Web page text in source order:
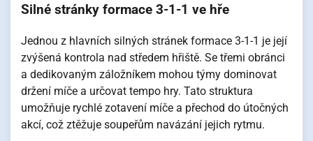
Silné stránky formace 3-1-1 ve hře
Jednou z hlavních silných stránek formace 3-1-1 je její
zvýšená kontrola nad středem hřiště. Se třemi obránci
a dedikovaným záložníkem mohou týmy dominovat
držení míče a určovat tempo hry. Tato struktura
umožňuje rychlé zotavení míče a přechod do útočných
akcí, což ztěžuje soupeřům navázání jejich rytmu.